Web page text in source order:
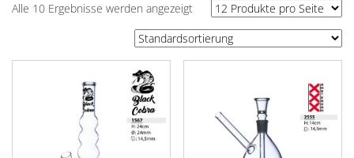
Alle 10 Ergebnisse werden angezeigt